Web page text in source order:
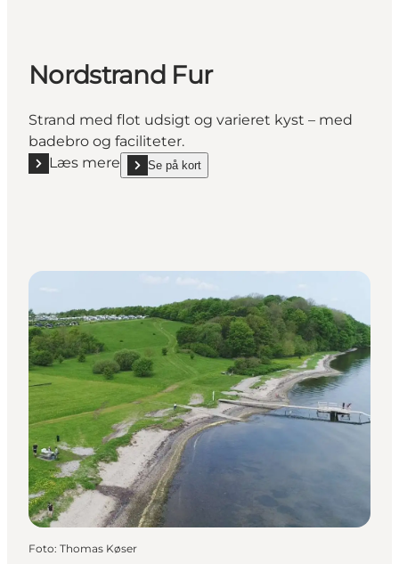
Nordstrand Fur
Strand med flot udsigt og varieret kyst – med
badebro og faciliteter.
Læs mere
Læs mere "Nordstrand Fur"
Se på kort
show Nordstrand Fur on_map
Foto: Thomas Køser